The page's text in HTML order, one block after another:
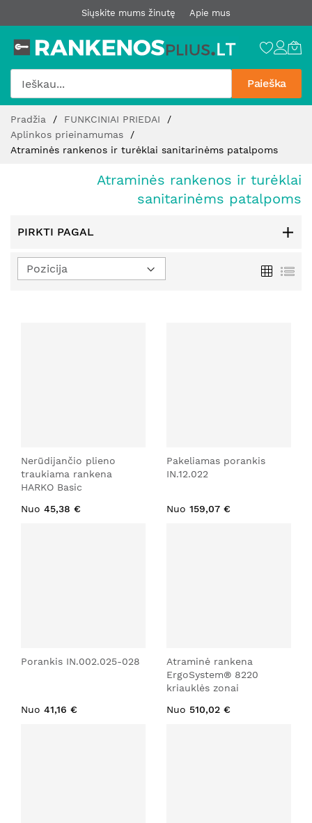
Siųskite mums žinutę Apie mus
Paieška
Pereiti
prie
turinio
Pradžia
FUNKCINIAI PRIEDAI
Aplinkos prieinamumas
Atraminės rankenos ir turėklai sanitarinėms patalpoms
Atraminės rankenos ir turėklai
sanitarinėms patalpoms
PIRKTI PAGAL
Tinklelis
Nerūdijančio plieno
traukiama rankena
HARKO Basic
Nuo 45,38 €
Pakeliamas porankis
IN.12.022
Nuo 159,07 €
Porankis IN.002.025-028
Nuo 41,16 €
Atraminė rankena
ErgoSystem® 8220
kriauklės zonai
Nuo 510,02 €